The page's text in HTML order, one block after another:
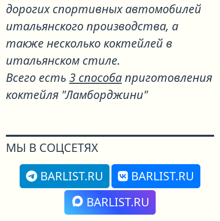
дорогих спортивных автомобилей
итальянского производства, а
также несколько коктейлей в
итальянском стиле.
Всего есть 3 способаприготовления
коктейля "Ламборджини"
МЫ В СОЦСЕТЯХ
BARLIST.RU
BARLIST.RU
BARLIST.RU